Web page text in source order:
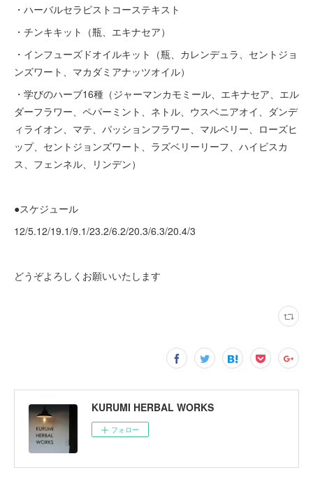
・ハーバルセラピストコーステキスト
・チンキキット（瓶、エキナセア）
・インフューズドオイルキット（瓶、カレンデュラ、セントジョ
ンズワート、マカダミアナッツオイル）
・学びのハーブ16種（ジャーマンカモミール、エキナセア、エル
ダーフラワー、ペパーミント、ネトル、ウスベニアオイ、ダンデ
ィライオン、マテ、パッションフラワー、マルベリー、ローズヒ
ップ、セントジョンズワート、ラズベリーリーフ、ハイビスカ
ス、フェンネル、リンデン）
●スケジュール
12/5.12/19.1/9.1/23.2/6.2/20.3/6.3/20.4/3
どうぞよろしくお願いいたします
KURUMI HERBAL WORKS
フォロー